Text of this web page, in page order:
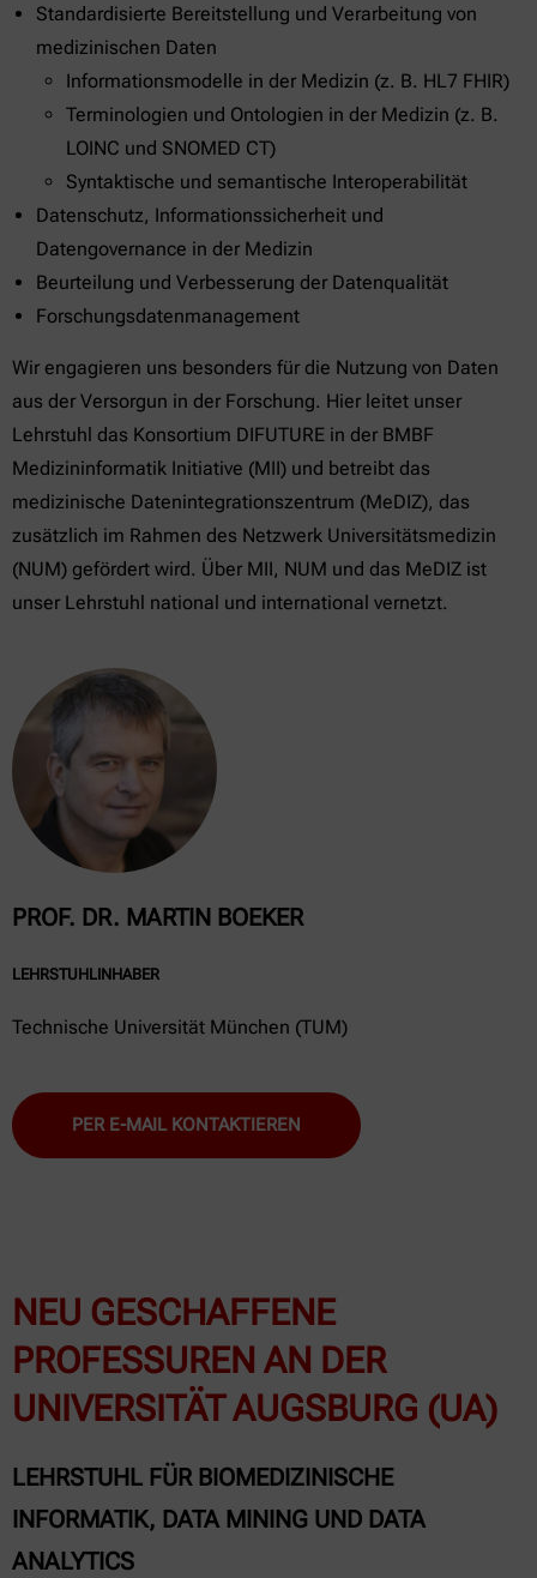
PROF. DR. MARTIN BOEKER
LEHRSTUHLINHABER
Technische Universität München (TUM)
PER E-MAIL KONTAKTIEREN
Standardisierte Bereitstellung und Verarbeitung von
medizinischen Daten
Informationsmodelle in der Medizin (z. B. HL7 FHIR)
Terminologien und Ontologien in der Medizin (z. B.
LOINC und SNOMED CT)
Syntaktische und semantische Interoperabilität
Datenschutz, Informationssicherheit und
Datengovernance in der Medizin
Beurteilung und Verbesserung der Datenqualität
Forschungsdatenmanagement
Wir engagieren uns besonders für die Nutzung von Daten
aus der Versorgun in der Forschung. Hier leitet unser
Lehrstuhl das Konsortium DIFUTURE in der BMBF
Medizininformatik Initiative (MII) und betreibt das
medizinische Datenintegrationszentrum (MeDIZ), das
zusätzlich im Rahmen des Netzwerk Universitätsmedizin
(NUM) gefördert wird. Über MII, NUM und das MeDIZ ist
unser Lehrstuhl national und international vernetzt.
NEU GESCHAFFENE
PROFESSUREN AN DER
UNIVERSITÄT AUGSBURG (UA)
LEHRSTUHL FÜR BIOMEDIZINISCHE
INFORMATIK, DATA MINING UND DATA
ANALYTICS